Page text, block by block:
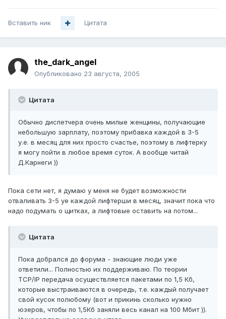
Вставить ник Цитата
the_dark_angel
Опубликовано 23 августа, 2005
Цитата
Обычно диспетчера очень милые женщины, получающие
небольшую зарплату, поэтому прибавка каждой в 3-5
у.е. в месяц для них просто счастье, поэтому в лифтерку
я могу пойти в любое время суток. А вообще читай
Д.Карнеги ))
Пока сети нет, я думаю у меня не будет возможности
отваливать 3-5 уе каждой лифтерши в месяц, значит пока что
надо подумать о щитках, а лифтовые оставить на потом...
Цитата
Пока добрался до форума - знающие люди уже
ответили... Полностью их поддерживаю. По теории
TCP/IP передача осуществляется пакетами по 1,5 Кб,
которые выстраиваются в очередь, т.е. каждый получает
свой кусок полюбому (вот и прикинь сколько нужно
юзеров, чтобы по 1,5Кб заняли весь канал на 100 Мбит )).